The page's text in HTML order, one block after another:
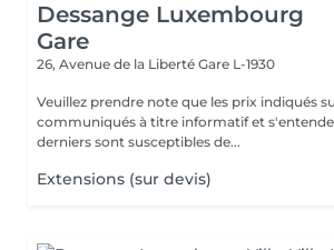
Dessange Luxembourg
Gare
26, Avenue de la Liberté Gare L-1930
Veuillez prendre note que les prix indiqués
communiqués à titre informatif et
derniers sont susceptibles de...
Extensions (sur devis)